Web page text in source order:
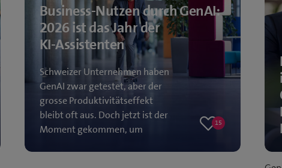
15
15
Business-Nutzen durch GenAI:
2026 ist das Jahr der
KI‑Assistenten
Schweizer Unternehmen haben
GenAI zwar getestet, aber der
grosse Produktivitätseffekt
bleibt oft aus. Doch jetzt ist der
Moment gekommen, um